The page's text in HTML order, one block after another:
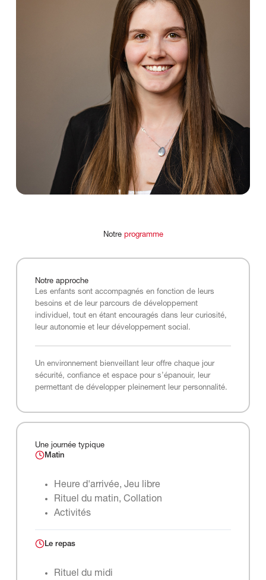
Notre programme
Notre approche
Les enfants sont accompagnés en fonction de leurs
besoins et de leur parcours de développement
individuel, tout en étant encouragés dans leur curiosité,
leur autonomie et leur développement social.
Un environnement bienveillant leur offre chaque jour
sécurité, confiance et espace pour s’épanouir, leur
permettant de développer pleinement leur personnalité.
Une journée typique
Matin
Heure d'arrivée, Jeu libre
Rituel du matin, Collation
Activités
Le repas
Rituel du midi